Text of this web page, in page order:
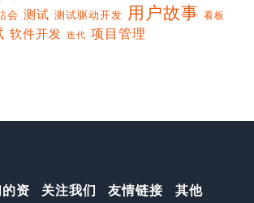
会 测试 测试驱动开发 用户故事 看板
软件开发 迭代 项目管理
资
关注我们 友情链接 其他